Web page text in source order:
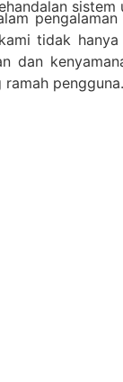
tidak
dan
pengguna.